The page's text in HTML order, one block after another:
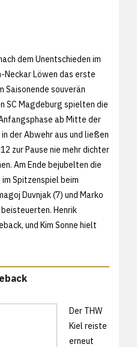
dem Unentschieden im
Neckar Löwen das erste
Saisonende souverän
SC Magdeburg spielten die
ab Mitte der
der Abwehr aus und ließen
zur Pause nie mehr dichter
Am Ende bejubelten die
Spitzenspiel beim
Duvnjak (7) und Marko
Henrik
und Kim Sonne hielt
Der THW
Kiel reiste
erneut